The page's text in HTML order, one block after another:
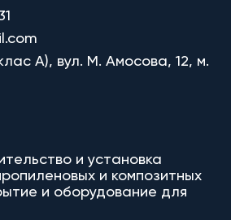
A), вул. М. Амосова, 12, м.
и установка
и композитных
и оборудование для